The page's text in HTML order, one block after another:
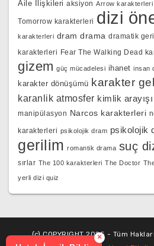
Aile İlişkileri aksiyon Arrow karakterleri
Tomorrow karakterleri dizi
karakterleri dram drama dramatik
karakterleri Fear The Walking Dead
gizem güç mücadelesi ihanet insan
karakter dönüşümü karakter
karanlik atmosfer kimlik arayışı
manipülasyon Narcos karakterleri
karakterleri psikolojik dram psikolojik
gerilim romantik drama suç
sırlar The 100 karakterleri The Doctor
yerli dizi quiz
(c) COPYRIGHT 2025 - Tüm
×